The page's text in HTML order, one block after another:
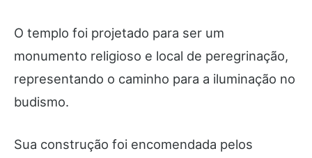
O templo foi projetado para ser um
monumento religioso e local de peregrinação,
representando o caminho para a iluminação no
budismo.
Sua construção foi encomendada pelos